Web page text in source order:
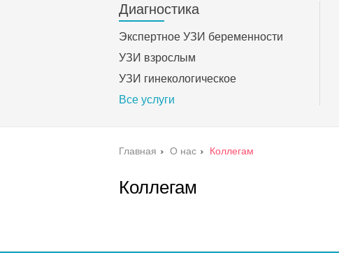
Диагностика
Экспертное УЗИ беременности
УЗИ взрослым
УЗИ гинекологическое
Все услуги
Главная › О нас › Коллегам
Коллегам